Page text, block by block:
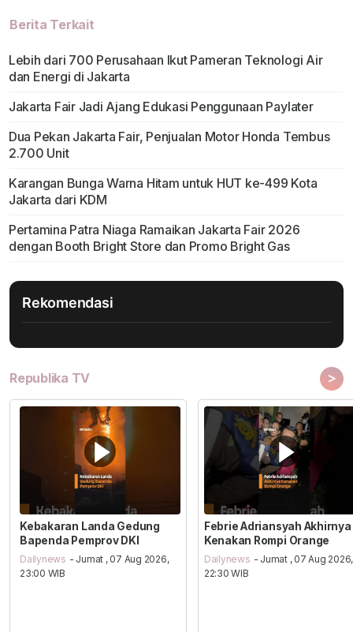
Berita Terkait
Lebih dari 700 Perusahaan Ikut Pameran Teknologi Air
dan Energi di Jakarta
Jakarta Fair Jadi Ajang Edukasi Penggunaan Paylater
Dua Pekan Jakarta Fair, Penjualan Motor Honda Tembus
2.700 Unit
Karangan Bunga Warna Hitam untuk HUT ke-499 Kota
Jakarta dari KDM
Pertamina Patra Niaga Ramaikan Jakarta Fair 2026
dengan Booth Bright Store dan Promo Bright Gas
Rekomendasi
Republika TV >
Kebakaran Landa Gedung
Bapenda Pemprov DKI
Dailynews - Jumat , 07 Aug 2026,
23:00 WIB
Febrie Adriansyah Akhirnya
Kenakan Rompi Orange
Dailynews - Jumat , 07 Aug 2026,
22:30 WIB